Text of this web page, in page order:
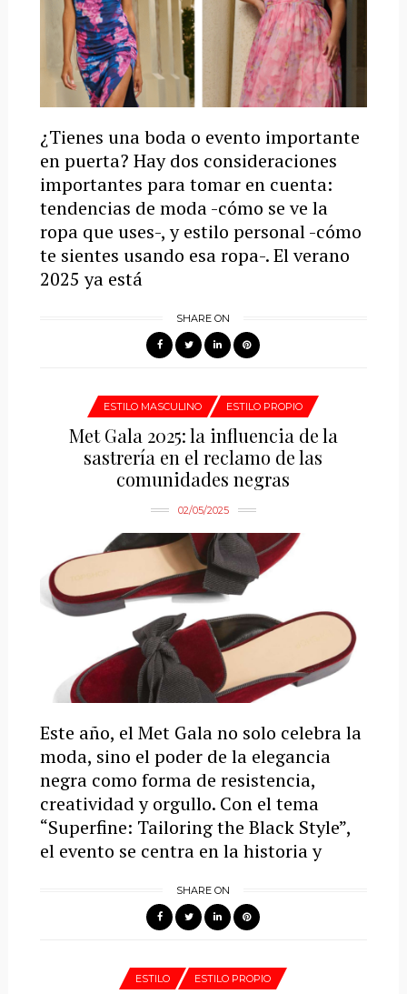
¿Tienes una boda o evento importante
en puerta? Hay dos consideraciones
importantes para tomar en cuenta:
tendencias de moda -cómo se ve la
ropa que uses-, y estilo personal -cómo
te sientes usando esa ropa-. El verano
2025 ya está
SHARE ON
ESTILO MASCULINO ESTILO PROPIO
Met Gala 2025: la influencia de la
sastrería en el reclamo de las
comunidades negras
02/05/2025
Este año, el Met Gala no solo celebra la
moda, sino el poder de la elegancia
negra como forma de resistencia,
creatividad y orgullo. Con el tema
“Superfine: Tailoring the Black Style”,
el evento se centra en la historia y
SHARE ON
ESTILO ESTILO PROPIO